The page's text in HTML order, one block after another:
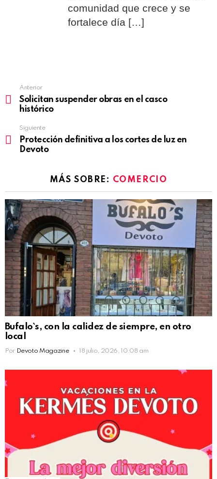
comunidad que crece y se
fortalece día […]
See
more
Anterior
Solicitan suspender obras en el casco
histórico
Siguiente
Protección definitiva a los cortes de luz en
Devoto
MÁS SOBRE: COMERCIO
Bufalo`s, con la calidez de siempre, en otro
local
Por Devoto Magazine 18 julio, 2026, 10:08 am